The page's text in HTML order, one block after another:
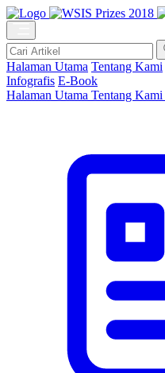
Halaman Utama Tentang Kami
Infografis E-Book
Halaman Utama Tentang Kami